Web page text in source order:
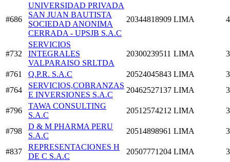
#686
UNIVERSIDAD PRIVADA
SAN JUAN BAUTISTA
SOCIEDAD ANONIMA
CERRADA - UPSJB S.A.C
20344818909 LIMA
#732
SERVICIOS
INTEGRALES
VALPARAISO SRLTDA
20300239511 LIMA
#761 Q.P.R. S.A.C 20524045843 LIMA
#764
SERVICIOS,COBRANZAS
E INVERSIONES S.A.C
20462527137 LIMA
#796
TAWA CONSULTING
S.A.C
20512574212 LIMA
#798
D & M PHARMA PERU
S.A.C
20514898961 LIMA
#837
REPRESENTACIONES H
DE C S.A.C
20507771204 LIMA